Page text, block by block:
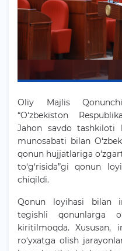
Oliy Majlis
“O‘zbekiston
Jahon savdo tashkiloti
munosabati bilan
qonun hujjatlariga
to‘g‘risida”gi qonun
chiqildi.
Qonun loyihasi bilan
tegishli qonunlarga
kiritilmoqda. Xususan,
ro‘yxatga olish